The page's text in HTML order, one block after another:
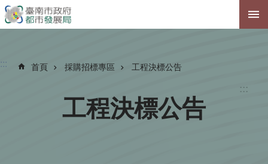
跳到主要內容區塊
:::
::: 首頁 採購招標專區 工程決標公告
工程決標公告